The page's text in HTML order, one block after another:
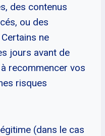
des contenus
ou des
ne
jours avant de
recommencer vos
risques
(dans le cas